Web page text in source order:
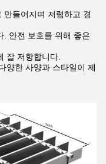
만들어지며 저렴하고 경
. 안전 보호를 위해 좋은
잘 저항합니다.
양한 사양과 스타일이 제